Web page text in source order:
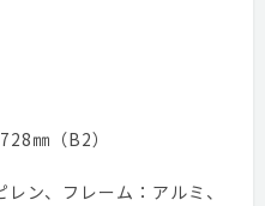
㎜（B2）
ン、フレーム：アルミ、